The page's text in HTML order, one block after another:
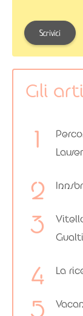
Scrivici
Gli
La